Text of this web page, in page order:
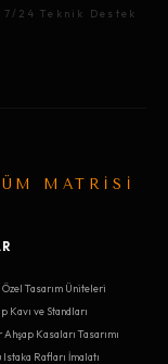
7/24 Teknik Destek
MATRİSİ
Tasarım Üniteleri
Kavı ve Standları
Kasaları Tasarımı
Istaka Rafları İmalatı